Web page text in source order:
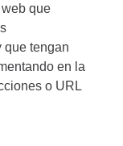
que
que tengan
en la
o URL